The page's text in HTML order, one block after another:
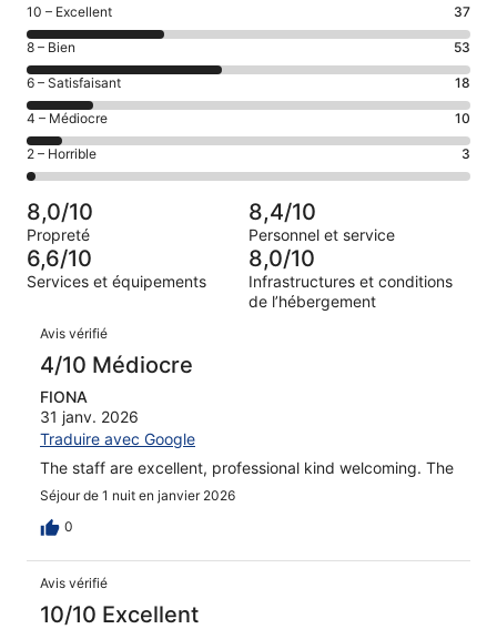
Note
des
voyageurs
de 10
(Excellent),
d’après 37 avis
sur 121.
10 – Excellent 37
Note
des
voyageurs
de 8
(Bien),
d’après 53 avis
sur 121.
8 – Bien 53
Note
des
voyageurs
de 6
(Satisfaisant),
sur 121.
6 – Satisfaisant 18
Note
des
voyageurs
de 4
(Médiocre),
d’après 10 avis
sur 121.
4 – Médiocre 10
Note
des
voyageurs
de 2
(Horrible),
d’après 3 avis
sur 121.
2 – Horrible 3
8,0/10
Propreté
8,4/10
Personnel et service
6,6/10
Services et équipements
8,0/10
Infrastructures et conditions
de l’hébergement
Avis
Avis vérifié
4/10 Médiocre
FIONA
31 janv. 2026
Traduire avec Google
The staff are excellent, professional kind welcoming. The
Séjour de 1 nuit en janvier 2026
0
Avis vérifié
10/10 Excellent